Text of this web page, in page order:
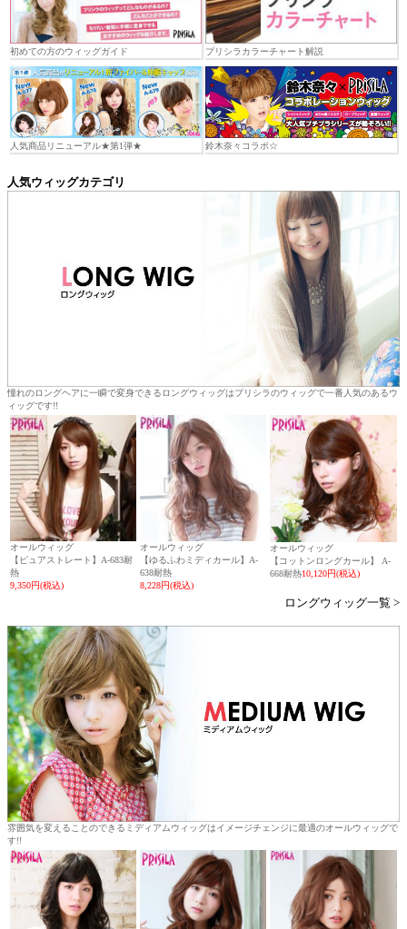
初めての方のウィッグガイド プリシラカラーチャート解説
人気商品リニューアル★第1弾★ 鈴木奈々コラボ☆
人気ウィッグカテゴリ
憧れのロングヘアに一瞬で変身できるロングウィッグはプリシラのウィッグで一番人気のあるウ
ィッグです!!
オールウィッグ
【ピュアストレート】A-683耐
熱
9,350円(税込)
オールウィッグ
【ゆるふわミディカール】A-
638耐熱
8,228円(税込)
オールウィッグ
【コットンロングカール】 A-
668耐熱10,120円(税込)
ロングウィッグ一覧 >
雰囲気を変えることのできるミディアムウィッグはイメージチェンジに最適のオールウィッグで
す!!